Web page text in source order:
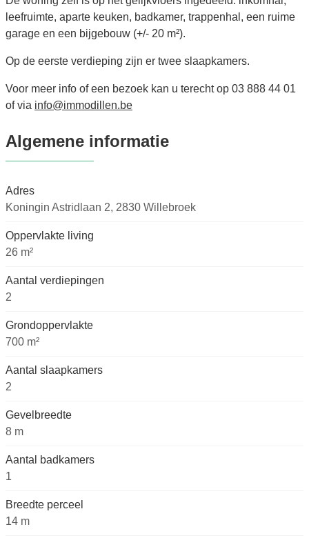
leefruimte, aparte keuken, badkamer, trappenhal, een ruime
garage en een bijgebouw (+/- 20 m²).
Op de eerste verdieping zijn er twee slaapkamers.
Voor meer info of een bezoek kan u terecht op 03 888 44 01
of via info@immodillen.be
Algemene informatie
Adres
Koningin Astridlaan 2, 2830 Willebroek
Oppervlakte living
26 m²
Aantal verdiepingen
2
Grondoppervlakte
700 m²
Aantal slaapkamers
2
Gevelbreedte
8 m
Aantal badkamers
1
Breedte perceel
14 m